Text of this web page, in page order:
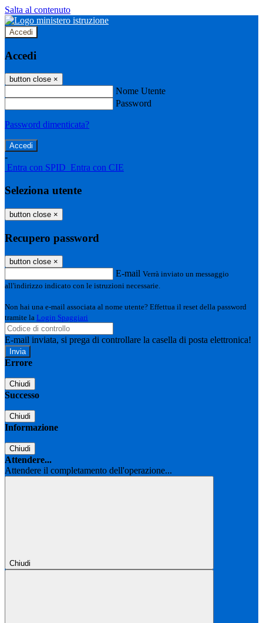
Salta al contenuto
Accedi
Accedi
button close ×
Nome Utente
Password
Password dimenticata?
-
Entra con SPID Entra con CIE
Seleziona utente
button close ×
Recupero password
button close ×
E-mail Verrà inviato un messaggio
all'indirizzo indicato con le istruzioni necessarie.
Non hai una e-mail associata al nome utente? Effettua il reset della password
tramite la Login Spaggiari
E-mail inviata, si prega di controllare la casella di posta elettronica!
Errore
Chiudi
Successo
Chiudi
Informazione
Chiudi
Attendere...
Attendere il completamento dell'operazione...
Chiudi